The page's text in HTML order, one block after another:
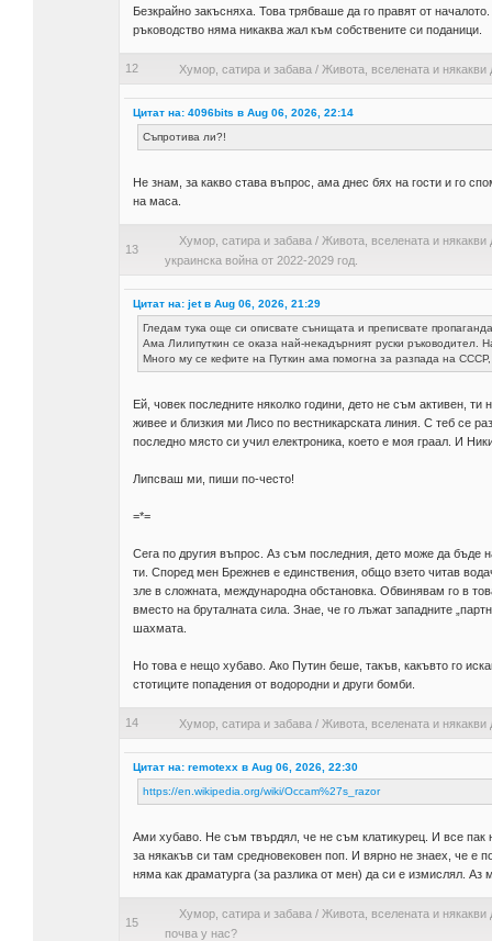
Безкрайно закъсняха. Това трябваше да го правят от
ръководство няма никаква жал към собствените си поданици.
12 Хумор, сатира и забава / Живота, вселената и някакви
Цитат на: 4096bits в Aug 06, 2026, 22:14
Съпротива ли?!
Не знам, за какво става въпрос, ама днес бях на гости и го
на маса.
13
Хумор, сатира и забава / Живота, вселената и някакви
украинска война от 2022-2029 год.
Цитат на: jet в Aug 06, 2026, 21:29
Гледам тука още си описвате сънищата и преписвате
Ама Лилипуткин се оказа най-некадърният руски
Много му се кефите на Путкин ама помогна за разпада на
Ей, човек последните няколко години, дето не съм активен,
живее и близкия ми Лисо по вестникарската линия. С теб се
последно място си учил електроника, което е моя граал. И
Липсваш ми, пиши по-често!
=*=
Сега по другия въпрос. Аз съм последния, дето може да бъде
ти. Според мен Брежнев е единствения, общо взето читав
зле в сложната, международна обстановка. Обвинявам го в
вместо на бруталната сила. Знае, че го лъжат западните
шахмата.
Но това е нещо хубаво. Ако Путин беше, такъв, какъвто го
стотиците попадения от водородни и други бомби.
14 Хумор, сатира и забава / Живота, вселената и някакви
Цитат на: remotexx в Aug 06, 2026, 22:30
https://en.wikipedia.org/wiki/Occam%27s_razor
Ами хубаво. Не съм твърдял, че не съм клатикурец. И все пак
за някакъв си там средновековен поп. И вярно не знаех, че е
няма как драматурга (за разлика от мен) да си е измислял.
15
Хумор, сатира и забава / Живота, вселената и някакви
почва у нас?